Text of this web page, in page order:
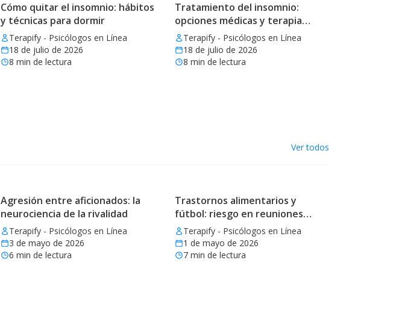
Cómo quitar el insomnio: hábitos
y técnicas para dormir
Terapify - Psicólogos en Línea
18 de julio de 2026
8 min de lectura
Tratamiento del insomnio:
opciones médicas y terapia
eficaz
Terapify - Psicólogos en Línea
18 de julio de 2026
8 min de lectura
Ver todos
Agresión entre aficionados: la
neurociencia de la rivalidad
Terapify - Psicólogos en Línea
3 de mayo de 2026
6 min de lectura
Trastornos alimentarios y
fútbol: riesgo en reuniones
mundialistas
Terapify - Psicólogos en Línea
1 de mayo de 2026
7min de lectura